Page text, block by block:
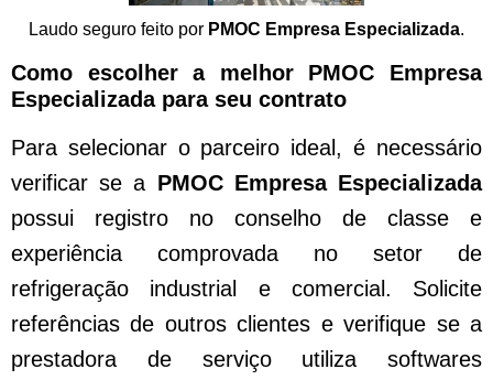
Laudo seguro feito por PMOC Empresa Especializada.
Como escolher a melhor PMOC Empresa
Especializada para seu contrato
Para selecionar o parceiro ideal, é necessário
verificar se a PMOC Empresa Especializada
possui registro no conselho de classe e
experiência comprovada no setor de
refrigeração industrial e comercial. Solicite
referências de outros clientes e verifique se a
prestadora de serviço utiliza softwares